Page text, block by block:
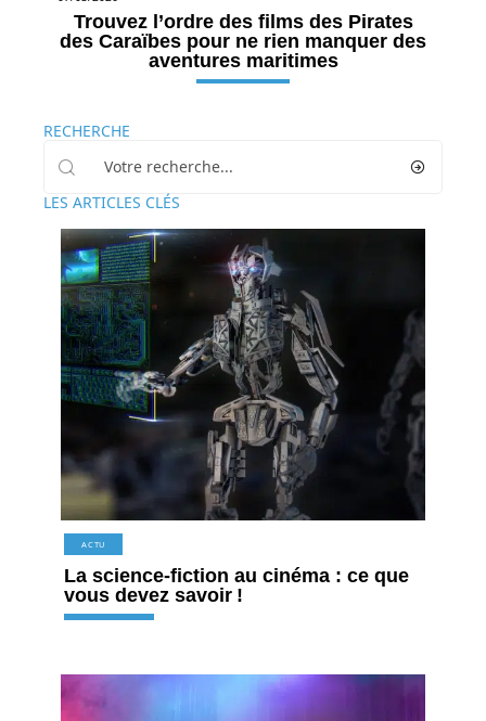
Trouvez l’ordre des films des Pirates
des Caraïbes pour ne rien manquer des
aventures maritimes
RECHERCHE
LES ARTICLES CLÉS
ACTU
La science-fiction au cinéma : ce que
vous devez savoir !